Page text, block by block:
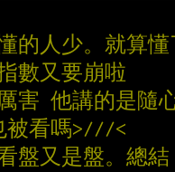
的人少。就算懂
數又要崩啦
害 他講的是隨
被看嗎>///<
盤又是盤。總結